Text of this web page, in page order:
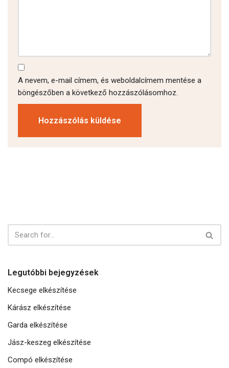
A nevem, e-mail címem, és weboldalcímem mentése a
böngészőben a következő hozzászólásomhoz.
Legutóbbi bejegyzések
Kecsege elkészítése
Kárász elkészítése
Garda elkészítése
Jász-keszeg elkészítése
Compó elkészítése